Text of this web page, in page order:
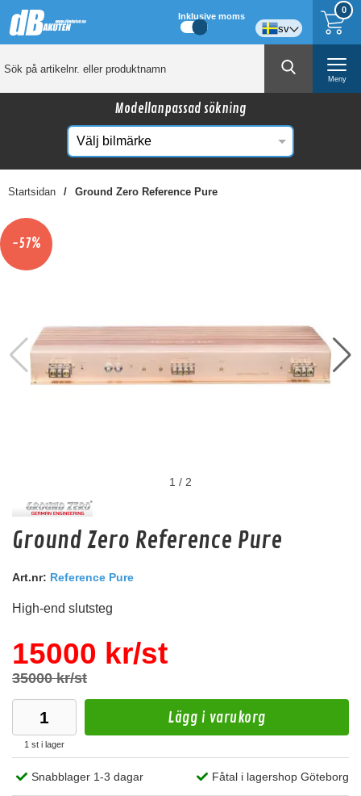
0
Inklusive moms
sv
Meny
Modellanpassad sökning
Startsidan Ground Zero Reference Pure
Kanske någon av dessa produkter kan intressera
Audio System Z-EVO 0.75M
RCA kabel i OFC koppar. 0,75m lång.
Snabblager 1-3 dagar
-57%
1 / 2
Ground Zero Reference Pure
Art.nr: Reference Pure
High-end slutsteg
15000 kr/st
35000 kr/st
1 st i lager
Lägg i varukorg
Snabblager 1-3 dagar Fåtal i lagershop Göteborg